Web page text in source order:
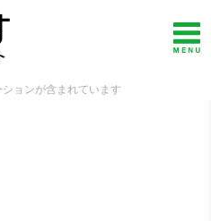
ョンが含まれています